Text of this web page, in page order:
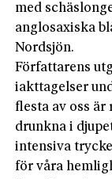
med
anglosaxiska
Nordsjön.
Författarens
iakttagelser
flesta av oss är
drunkna i
intensiva
för våra